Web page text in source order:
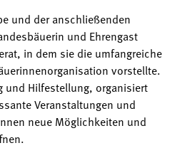
und der anschließenden
und Ehrengast
in dem sie die umfangreiche
vorstellte.
und Hilfestellung, organisiert
Veranstaltungen und
neue Möglichkeiten und